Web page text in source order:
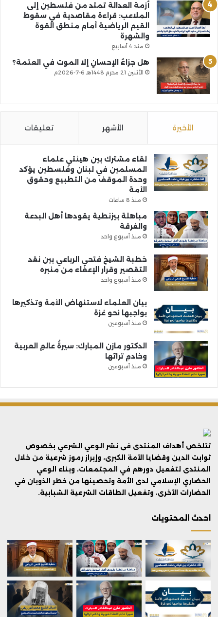
أزمة العدالة تمتد من فلسطين إلى
الملاعب: قراءة مقاصدية في سقوط
القيم الرياضية أمام منطق القوة
والشهرة
منذ 4 أسابيع
هل جزاءُ الإحسانِ إلا الموت في العتمة؟
الأثنين 21 محرم 1448هـ 6-7-2026م
الأخيرة الأشهر تعليقات
لقاء مشترك بين هيئتي علماء
المسلمين في لبنان وفلسطين يؤكد
وحدة الموقف من التطبيع وحقوق
الأمة
منذ 8 ساعات
مباهلة بيزنطية يقودها أهل البدعة
والفرقة
منذ أسبوع واحد
خطبة الشيخ فتحي الرباعي بين نقد
التقصير وقرار الإعفاء من منبره
منذ أسبوع واحد
بيان العلماء لاستنهاض الأمة وتذكيرها
بواجبها نحو غزة
منذ أسبوعين
الدكتور مازن المبارك: سيرةُ عالمِ العربية
وخادمِ تراثها
منذ أسبوعين
تتلخص أهداف المنتدى فى نشر الوعي الشرعي بخصوص
ثوابت الدين وقضايا الأمة الكبرى، وإبراز رموز شرعية من خلال
المنتدى لتفعيل دورهم في المجتمعات، وبناء الوعي
الحضاري الإسلامي لدى الأمة وتحصينها من خطر الذوبان في
الحضارات الأخرى، وتفعيل الطاقات الشرعية الشبابية.
احدث المحتويات